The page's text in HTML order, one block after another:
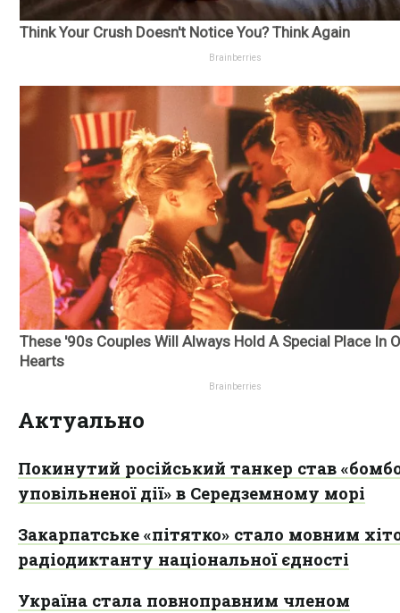
Актуально
Покинутий російський танкер став
уповільненої дії» в Середземному морі
Закарпатське «пітятко» стало мовним
радіодиктанту національної єдності
Україна стала повноправним членом